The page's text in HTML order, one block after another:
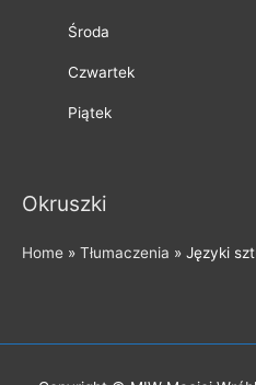
Środa
Czwartek
Piątek
Okruszki
Home » Tłumaczenia » Języki